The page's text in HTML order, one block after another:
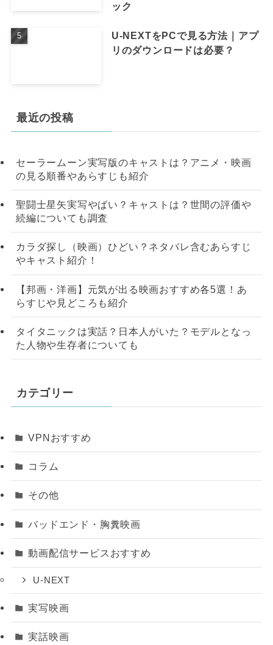
ック
U-NEXTをPCで見る方法｜アプ
リのダウンロードは必要？
最近の投稿
セーラームーン実写版のキャストは？アニメ・映画
の見る順番やあらすじも紹介
聖闘士星矢実写やばい？キャストは？世間の評価や
続編についても調査
カラダ探し（映画）ひどい？ネタバレ含むあらすじ
やキャスト紹介！
【邦画・洋画】元気が出る映画おすすめ各5選！あ
らすじや見どころも紹介
タイタニックは実話？日本人がいた？モデルとなっ
た人物や生存者についても
カテゴリー
VPNおすすめ
コラム
その他
バッドエンド・胸糞映画
動画配信サービスおすすめ
U-NEXT
実写映画
実話映画